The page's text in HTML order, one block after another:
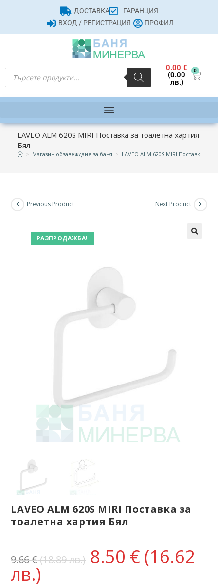
ДОСТАВКА
ГАРАНЦИЯ
ВХОД / РЕГИСТРАЦИЯ
ПРОФИЛ
0.00€
(0.00
лв.)
0
LAVEO ALM 620S MIRI Поставка за тоалетна хартия
Бял
> Магазин обзавеждане за баня > LAVEO ALM 620S MIRI Поставка за
РАЗПРОДАЖБА!
Previous Product Next Product
LAVEO ALM 620S MIRI Поставка за
тоалетна хартия Бял
9.66€(18.89 лв.) 8.50 € (16.62
лв.)